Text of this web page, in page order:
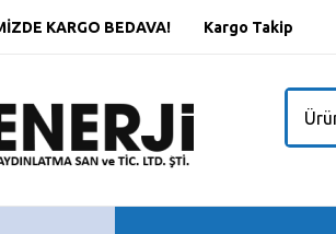
KARGO BEDAVA! Kargo Takip